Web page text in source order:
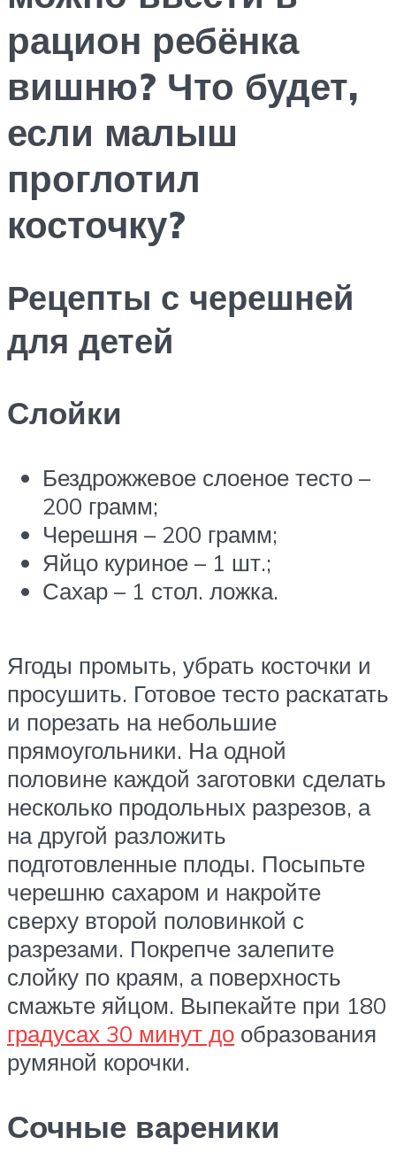
рацион ребёнка
вишню? Что будет,
если малыш
проглотил
косточку?
Рецепты с черешней
для детей
Слойки
Бездрожжевое слоеное тесто –
200 грамм;
Черешня – 200 грамм;
Яйцо куриное – 1 шт.;
Сахар – 1 стол. ложка.
Ягоды промыть, убрать косточки и
просушить. Готовое тесто раскатать
и порезать на небольшие
прямоугольники. На одной
половине каждой заготовки сделать
несколько продольных разрезов, а
на другой разложить
подготовленные плоды. Посыпьте
черешню сахаром и накройте
сверху второй половинкой с
разрезами. Покрепче залепите
слойку по краям, а поверхность
смажьте яйцом. Выпекайте при 180
градусах 30 минут до образования
румяной корочки.
Сочные вареники